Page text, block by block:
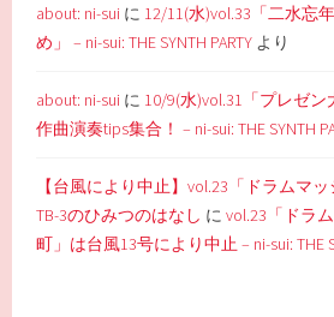
about: ni-sui に 12/11(水)vol.33「二水忘
め」 – ni-sui: THE SYNTH PARTY より
about: ni-sui に 10/9(水)vol.31「プレゼ
作曲演奏tips集合！ – ni-sui: THE SYNTH
【台風により中止】vol.23「ドラムマ
TB-3のひみつのはなし にvol.23「ドラ
町」は台風13号により中止 – ni-sui: THE